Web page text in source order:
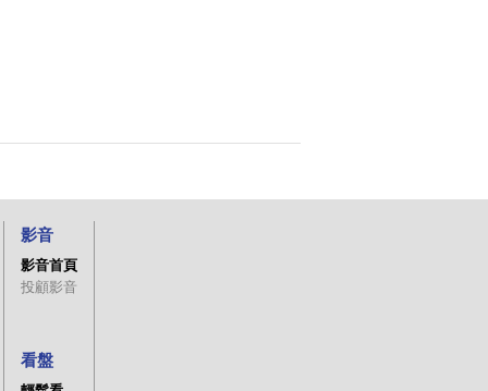
影音
影音首頁
投顧影音
看盤